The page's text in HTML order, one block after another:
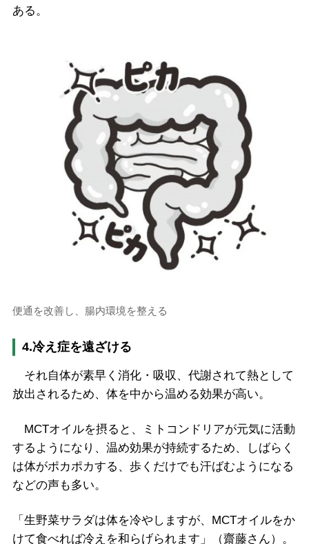
ある。
便通を改善し、腸内環境を整える
4.冷え症を遠ざける
それ自体が素早く消化・吸収、代謝されて熱として
放出されるため、体を中から温める効果が高い。
MCTオイルを摂ると、ミトコンドリアが元気に活動
するようになり、温め効果が持続するため、しばらく
は体がポカポカする、歩くだけでも汗ばむようになる
などの声も多い。
「生野菜サラダは体を冷やしますが、MCTオイルをか
けて食べれば冷えを和らげられます」（齋藤さん）。